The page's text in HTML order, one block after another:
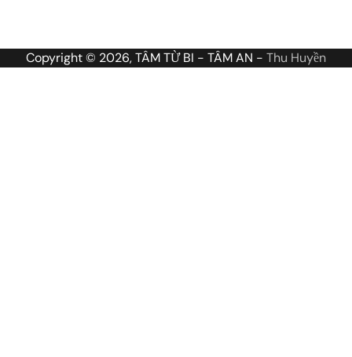
Copyright © 2026, TÂM TỪ BI - TÂM AN - Thu Huyền